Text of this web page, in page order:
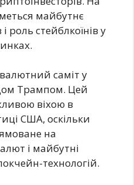
майбутнє
роль стейблкоїнів у
саміт у
Трампом. Цей
віхою в
США, оскільки
на
і майбутні
технологій.